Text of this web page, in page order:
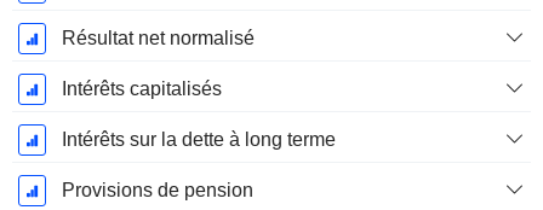
Résultat net normalisé
Intérêts capitalisés
Intérêts sur la dette à long terme
Provisions de pension